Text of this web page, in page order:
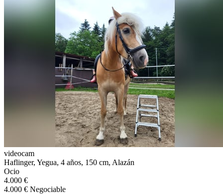
videocam
Haflinger, Yegua, 4 años, 150 cm, Alazán
Ocio
4.000 €
4.000 € Negociable